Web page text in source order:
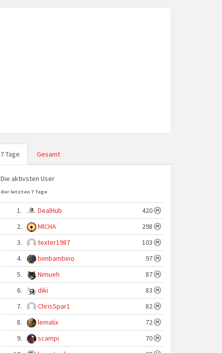
7 Tage Gesamt
Die aktivsten User
der letzten 7 Tage
1. DealHub
420
2.
MlCHA
298
3.
texter1987
103
4.
bimbambino
97
5.
Nimueh
87
6.
diki
83
7.
ChrisSpar1
82
8.
lemalix
72
9.
scampi
70